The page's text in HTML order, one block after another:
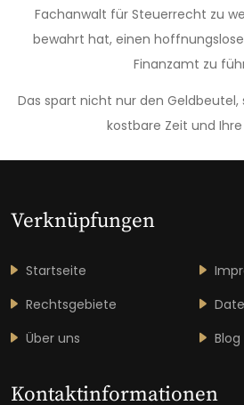
Fachanwalt für Steuerrecht zu
bewahrt hat, einen
Finanzamt zu
Das spart nicht nur den Geldbeutel,
kostbare Zeit und Ihre
Verknüpfungen
Startseite
Rechtsgebiete
Über uns
Blog
Kontaktinformationen